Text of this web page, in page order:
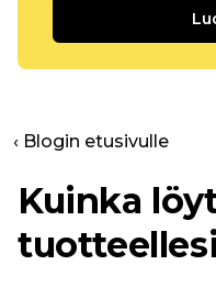
‹ Blogin etusivulle
Kuinka
tuotteellesi